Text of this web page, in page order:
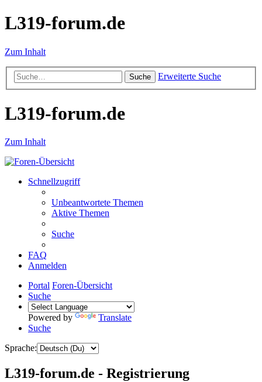
L319-forum.de
Zum Inhalt
Suche Erweiterte Suche
L319-forum.de
Zum Inhalt
Schnellzugriff
Unbeantwortete Themen
Aktive Themen
Suche
FAQ
Anmelden
Portal Foren-Übersicht
Suche
Powered by
Translate
Suche
Sprache:
L319-forum.de - Registrierung